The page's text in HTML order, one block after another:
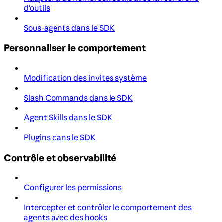
d'outils
Sous-agents dans le SDK
Personnaliser le comportement
Modification des invites système
Slash Commands dans le SDK
Agent Skills dans le SDK
Plugins dans le SDK
Contrôle et observabilité
Configurer les permissions
Intercepter et contrôler le comportement des
agents avec des hooks